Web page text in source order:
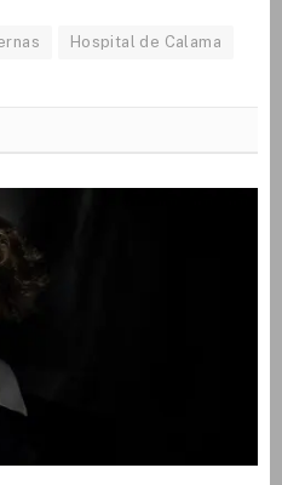
Hospital de Calama